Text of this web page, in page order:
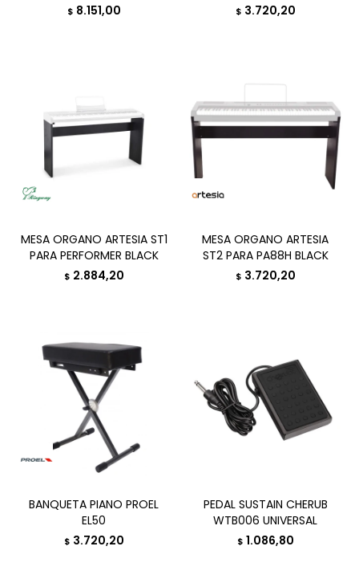
$ 8.151,00 $ 3.720,20
MESA ORGANO ARTESIA ST1
PARA PERFORMER BLACK
$ 2.884,20
MESA ORGANO ARTESIA
ST2 PARA PA88H BLACK
$ 3.720,20
BANQUETA PIANO PROEL
EL50
$ 3.720,20
PEDAL SUSTAIN CHERUB
WTB006 UNIVERSAL
$ 1.086,80